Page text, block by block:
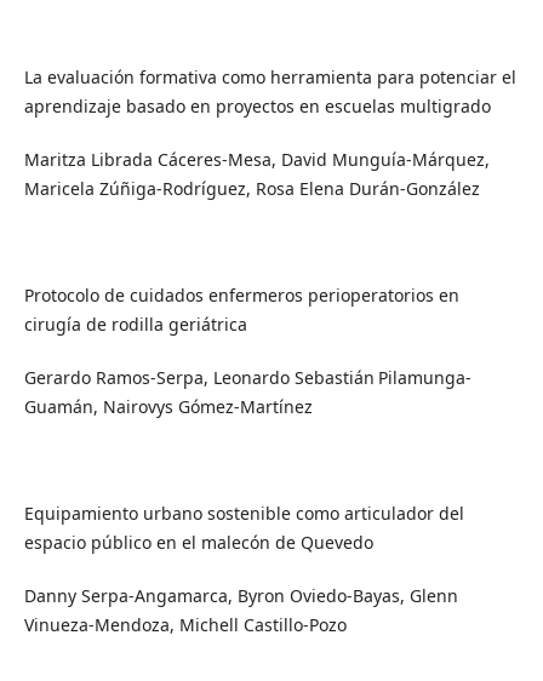
La evaluación formativa como herramienta para potenciar el
aprendizaje basado en proyectos en escuelas multigrado
Maritza Librada Cáceres-Mesa, David Munguía-Márquez,
Maricela Zúñiga-Rodríguez, Rosa Elena Durán-González
Protocolo de cuidados enfermeros perioperatorios en
cirugía de rodilla geriátrica
Gerardo Ramos-Serpa, Leonardo Sebastián Pilamunga-
Guamán, Nairovys Gómez-Martínez
Equipamiento urbano sostenible como articulador del
espacio público en el malecón de Quevedo
Danny Serpa-Angamarca, Byron Oviedo-Bayas, Glenn
Vinueza-Mendoza, Michell Castillo-Pozo